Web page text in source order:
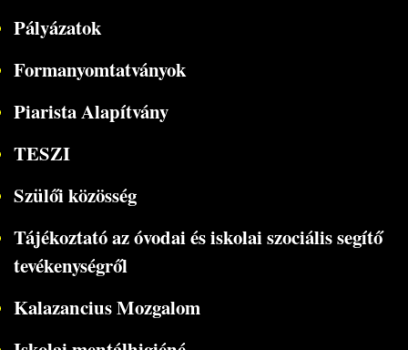
Pályázatok
Formanyomtatványok
Piarista Alapítvány
TESZI
Szülői közösség
Tájékoztató az óvodai és iskolai szociális segítő
tevékenységről
Kalazancius Mozgalom